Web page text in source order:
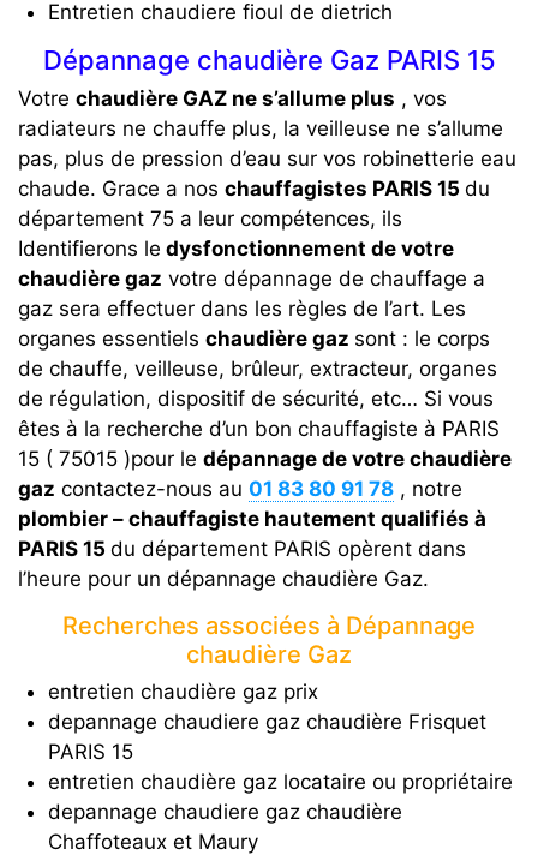
Entretien chaudiere fioul de dietrich
Dépannage chaudière Gaz PARIS 15
Votre chaudière GAZ ne s’allume plus , vos
radiateurs ne chauffe plus, la veilleuse ne s’allume
pas, plus de pression d’eau sur vos robinetterie eau
chaude. Grace a nos chauffagistes PARIS 15 du
département 75 a leur compétences, ils
Identifierons le dysfonctionnement de votre
chaudière gaz votre dépannage de chauffage a
gaz sera effectuer dans les règles de l’art. Les
organes essentiels chaudière gaz sont : le corps
de chauffe, veilleuse, brûleur, extracteur, organes
de régulation, dispositif de sécurité, etc… Si vous
êtes à la recherche d’un bon chauffagiste à PARIS
15 ( 75015 )pour le dépannage de votre chaudière
gaz contactez-nous au 01 83 80 91 78 , notre
plombier – chauffagiste hautement qualifiés à
PARIS 15 du département PARIS opèrent dans
l’heure pour un dépannage chaudière Gaz.
Recherches associées à Dépannage
chaudière Gaz
entretien chaudière gaz prix
depannage chaudiere gaz chaudière Frisquet
PARIS 15
entretien chaudière gaz locataire ou propriétaire
depannage chaudiere gaz chaudière
Chaffoteaux et Maury